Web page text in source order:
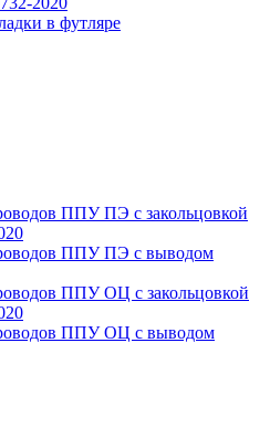
в футляре
ППУ ПЭ с закольцовкой
ППУ ПЭ с выводом
ППУ ОЦ с закольцовкой
ППУ ОЦ с выводом